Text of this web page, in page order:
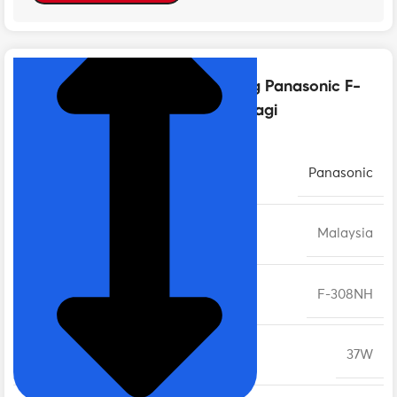
Thông số kỹ thuật của Quạt đứng Panasonic F-
308NHB | Màu Xanh, 37W, 1/f Yuragi
Panasonic
Malaysia
MODEL F-308NH
CÔNG SUẤT 37W
NHẤN ĐỂ XEM TIẾP (THU GỌN)